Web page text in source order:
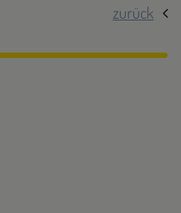
zurück